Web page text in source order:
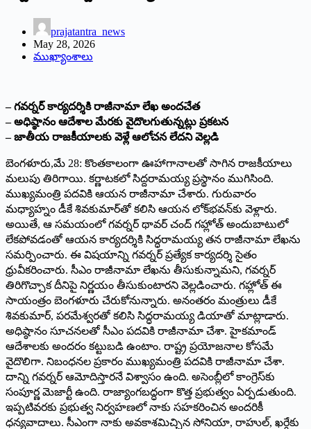
prajatantra_news
May 28, 2026
ముఖ్యాంశాలు
– గవర్నర్‌ ‌కార్యదర్శికి రాజీనామా లేఖ అందచేత
– అధిష్ఠానం ఆదేశాల మేరకు వైదొలగుతున్నట్లు ప్రకటన
– జాతీయ రాజకీయాలకు వెళ్లే ఆలోచన లేదని వెల్లడి
బెంగళూరు,మే 28: కొంతకాలంగా ఊహాగానాలతో సాగిన రాజకీయాలు
మలుపు తిరిగాయి. కర్ణాటకలో సిద్దరామయ్య ప్ర‌స్థానం ముగిసింది.
ముఖ్యమంత్రి పదవికి ఆయ‌న‌ రాజీనామా చేశారు. గురువారం
మధ్యాహ్నం డీకే శివకుమార్‌తో కలిసి ఆయన లోక్‌భవన్‌కు వెళ్లారు.
అయితే, ఆ సమయంలో గవర్నర్‌ ‌థావర్‌ ‌చంద్‌ ‌గహ్లోత్‌ అం‌దుబాటులో
లేకపోవడంతో ఆయన కార్యదర్శికి సిద్ధరామయ్య తన రాజీనామా లేఖను
సమర్పించారు. ఈ విషయాన్ని గవర్నర్‌ ‌ప్రత్యేక కార్యదర్శి సైతం
ధ్రువీకరించారు. సీఎం రాజీనామా లేఖను తీసుకున్నామని, గవర్నర్‌
‌తిరిగొచ్చాక దీనిపై నిర్ణయం తీసుకుంటారని వెల్లడించారు. గహ్లోత్‌ ఈ
‌సాయంత్రం బెంగళూరు చేరుకోనున్నారు. అనంతరం మంత్రులు డీకే
శివకుమార్‌, ‌పరమేశ్వరతో కలిసి సిద్ధరామయ్య డియాతో మాట్లాడారు.
అధిష్ఠానం సూచనలతో సీఎం పదవికి రాజీనామా చేశా. హైకమాండ్‌
ఆదేశాలకు అందరం కట్టుబడి ఉంటాం. రాష్ట్ర ప్రయోజనాల కోసమే
వైదొలిగా. నిబంధనల ప్రకారం ముఖ్యమంత్రి పదవికి రాజీనామా చేశా.
దాన్ని గవర్నర్‌ ఆమోదిస్తారనే విశ్వాసం ఉంది. అసెంబ్లీలో కాంగ్రెస్‌కు
సంపూర్ణ మెజార్టీ ఉంది. రాజ్యాంగబద్ధంగా కొత్త ప్రభుత్వం ఏర్పడుతుంది.
ఇప్పటివరకు ప్రభుత్వ నిర్వహణలో నాకు సహకరించిన అందరికీ
ధన్యవాదాలు. సీఎంగా నాకు అవకాశమిచ్చిన సోనియా, రాహుల్‌, ‌ఖర్గేకు